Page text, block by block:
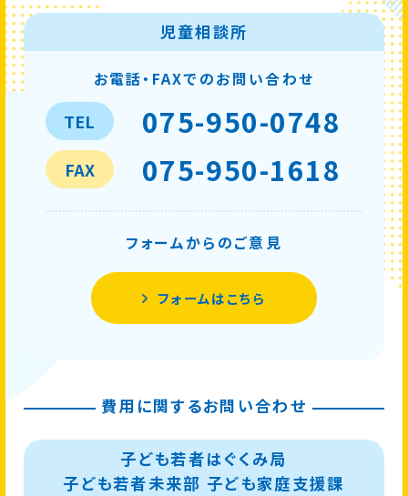
児童相談所
お電話・FAXでのお問い合わせ
TEL 075-950-0748
FAX 075-950-1618
フォームからのご意見
フォームはこちら
費用に関するお問い合わせ
子ども若者はぐくみ局
子ども若者未来部 子ども家庭支援課